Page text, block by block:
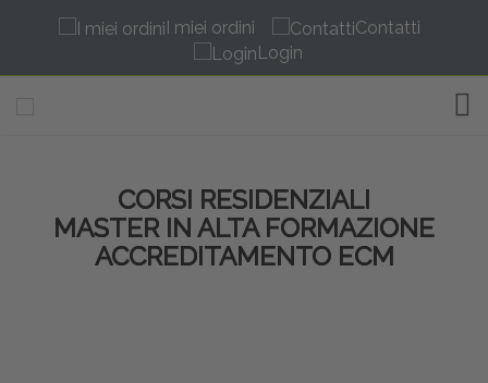
I miei ordini
Contatti
Login
CORSI RESIDENZIALI
MASTER IN ALTA FORMAZIONE
ACCREDITAMENTO ECM